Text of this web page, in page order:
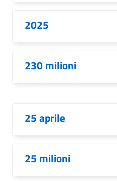
2025
230 milioni
25 aprile
25 milioni